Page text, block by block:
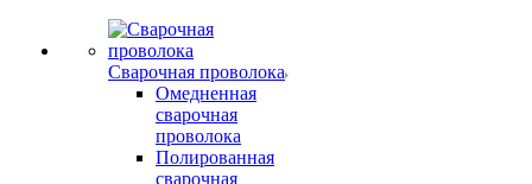
Сварочная проволока
Омедненная
сварочная
проволока
Полированная
сварочная